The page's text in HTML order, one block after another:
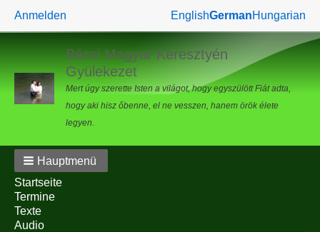
Benutzermenü
Anmelden EnglishGermanHungarian
Bécsi Magyar Keresztyén
Gyülekezet
Mert úgy szerette Isten a világot, hogy egyszülött Fiát adta,
hogy aki hisz őbenne, el ne vesszen, hanem örök élete
legyen.
Hauptmenü
Startseite
Termine
Texte
Audio